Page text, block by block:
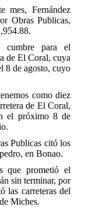
mes, Fernández
Obras Publicas,
cumbre para el
de El Coral, cuya
8 de agosto, cuyo
como diez
de El Coral,
el próximo 8 de
Publicas citó los
en Bonao.
que prometió el
sin terminar, por
las carreteras del
Miches.